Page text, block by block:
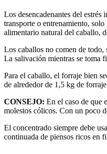
Los desencadenantes del
transporte o entrenamiento,
alimentario natural del caballo,
Los caballos no comen de todo,
La salivación mientras se toma
Para el caballo, el forraje bien
de alrededor de 1,5 kg de
CONSEJO: En el caso de que
molestos cólicos. Con un poco
El concentrado siempre debe
continuada de piensos ricos en